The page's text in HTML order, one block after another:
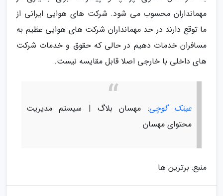
مهمانداران محسوب می شود. شرکت های هوایی ایرانی از
ما توقع دارند در حد مهمانداران شرکت های هوایی عظیم به
مسافران خدمات دهیم در حالی که حقوق و خدمات شرکت
های داخلی با خارجی اصلا قابل مقایسه نیست.
عینک گوچی: مهسان بلاگ | سیستم مدیریت
محتوای مهسان
منبع: برترین ها